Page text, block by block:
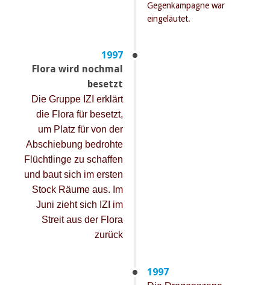
Gegenkampagne war
eingeläutet.
1997
Flora wird nochmal
besetzt
Die Gruppe IZI erklärt
die Flora für besetzt,
um Platz für von der
Abschiebung bedrohte
Flüchtlinge zu schaffen
und baut sich im ersten
Stock Räume aus. Im
Juni zieht sich IZI im
Streit aus der Flora
zurück
1997